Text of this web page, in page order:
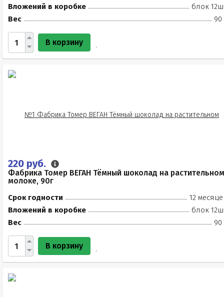
Вложений в коробке
блок
Вес
90
В корзину
220 руб.
Фабрика Томер ВЕГАН Тёмный шоколад на растительном
молоке, 90г
Срок годности
12
Вложений в коробке
блок
Вес
90
В корзину